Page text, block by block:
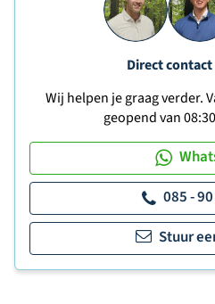
Direct
Wij helpen je graag verder.
geopend van
085 -
Stuur